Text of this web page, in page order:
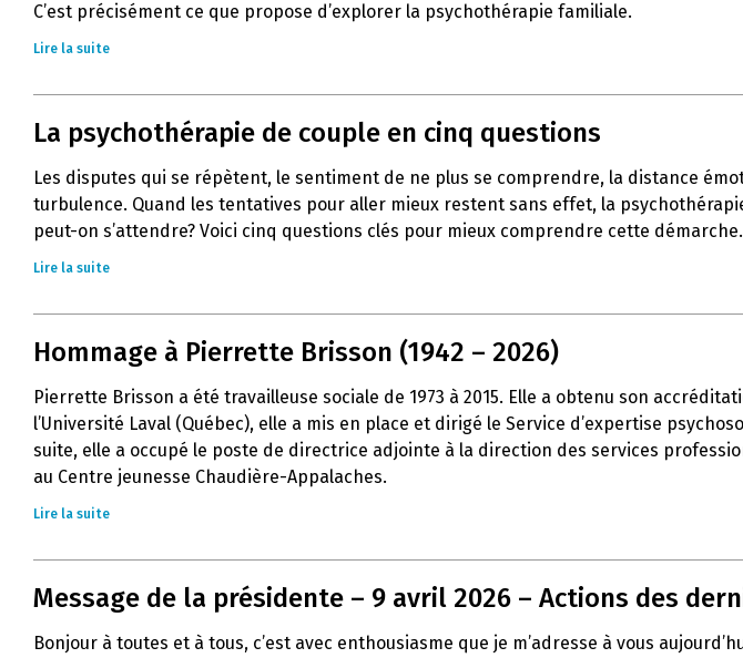
C’est précisément ce que propose d’explorer la psychothérapie familiale.
Lire la suite
La psychothérapie de couple en cinq questions
Les disputes qui se répètent, le sentiment de ne plus se comprendre, la distance
turbulence. Quand les tentatives pour aller mieux restent sans effet, la
peut-on s’attendre? Voici cinq questions clés pour mieux comprendre cette démarche.
Lire la suite
Hommage à Pierrette Brisson (1942 – 2026)
Pierrette Brisson a été travailleuse sociale de 1973 à 2015. Elle a obtenu son
l’Université Laval (Québec), elle a mis en place et dirigé le Service d’expertise
suite, elle a occupé le poste de directrice adjointe à la direction des services
au Centre jeunesse Chaudière-Appalaches.
Lire la suite
Message de la présidente – 9 avril 2026 – Actions des
Bonjour à toutes et à tous, c’est avec enthousiasme que je m’adresse à vous